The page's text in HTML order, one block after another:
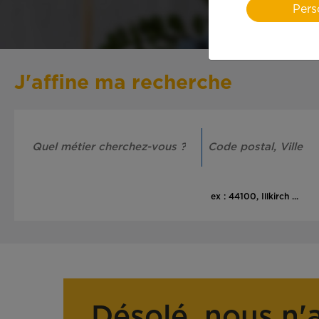
J'affine ma recherche
ex : 44100, Illkirch ...